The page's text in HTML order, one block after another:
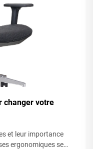
changer votre
et leur importance
ergonomiques se